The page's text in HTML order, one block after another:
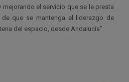
mejorando el servicio que se le presta
que se mantenga el liderazgo de
del espacio, desde Andalucía”.